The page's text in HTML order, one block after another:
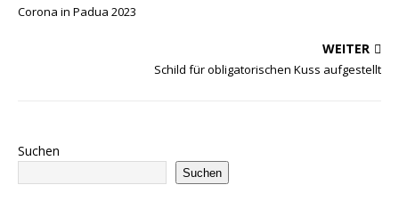
Corona in Padua 2023
WEITER
Schild für obligatorischen Kuss aufgestellt
Suchen
Suchen